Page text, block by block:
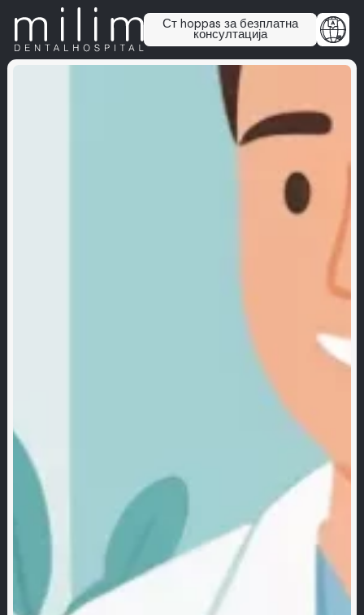
Ст hoppas за безплатна
консултација